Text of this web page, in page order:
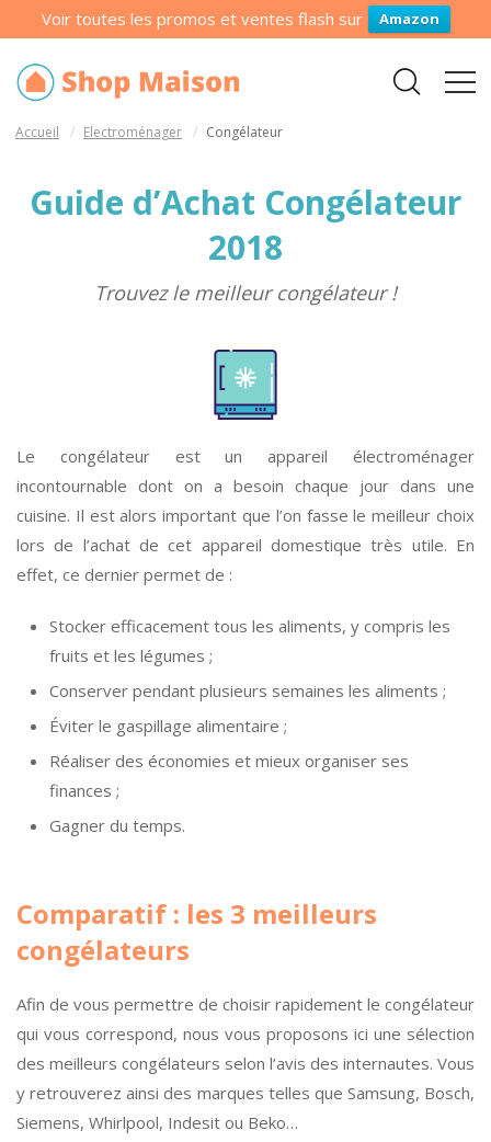
Voir toutes les promos et ventes flash sur Amazon
Accueil Electroménager Congélateur
Guide d’Achat Congélateur
2018
Trouvez le meilleur congélateur !
Le congélateur est un appareil électroménager
incontournable dont on a besoin chaque jour dans une
cuisine. Il est alors important que l’on fasse le meilleur choix
lors de l’achat de cet appareil domestique très utile. En
effet, ce dernier permet de :
Stocker efficacement tous les aliments, y compris les
fruits et les légumes ;
Conserver pendant plusieurs semaines les aliments ;
Éviter le gaspillage alimentaire ;
Réaliser des économies et mieux organiser ses
finances ;
Gagner du temps.
Comparatif : les 3 meilleurs
congélateurs
Afin de vous permettre de choisir rapidement le congélateur
qui vous correspond, nous vous proposons ici une sélection
des meilleurs congélateurs selon l’avis des internautes. Vous
y retrouverez ainsi des marques telles que Samsung, Bosch,
Siemens, Whirlpool, Indesit ou Beko…